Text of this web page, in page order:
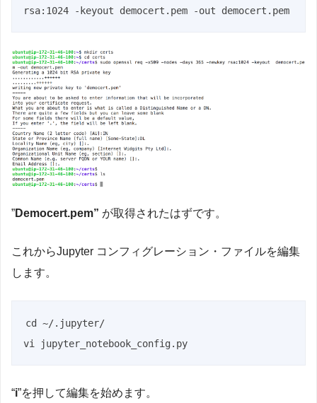
rsa:1024 -keyout democert.pem -out democert.pem
”Democert.pem” が取得されたはずです。
これからJupyter コンフィグレーション・ファイルを編集
します。
cd ~/.jupyter/
vi jupyter_notebook_config.py
“i”を押して編集を始めます。